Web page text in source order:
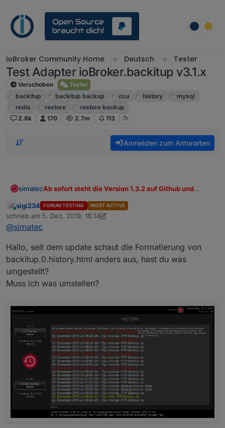
ioBroker Community Home Deutsch Tester
Test Adapter ioBroker.backitup v3.1.x
Verschoben
Tester
backitup
backitup backup ccu history
mysql
redis
restore
restore backup
2.8k
170 2.7m 113
Anmelden zum Antworten
simatecAb sofort steht die Version 1.3.2 auf Github und
zur Verfügung.
Wichtigste Neuerung neben einigen kleinen Bugfix ist
das kleine Webinterface für den Restore.
Wiederherstellungsprozess genau verfolgen könnt.
Aufgrund des Stopps von ioBroker war dies bisher
nicht möglich und man sah nur über einige Umwege,
was gerade passiert.
Ab sofort sieht man genau, was gerade für Prozesse
Online
sigi234 FORUM TESTING MOST ACTIVE
schrieb am 5. Dez. 2019, 18:14
zuletzt editiert von sigi23412. Mai 2019, 19:16
@simatec
Hallo, seit dem update schaut die Formatierung von
backitup.0.history.html anders aus, hast du was
umgestellt?
Muss ich was umstellen?